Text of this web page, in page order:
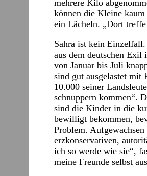
mehrere Kilo
können die Kleine
ein Lächeln. „Dort
Sahra ist kein
aus dem deutschen
von Januar bis Juli
sind gut ausgelastet mit
10.000 seiner
schnuppern kommen“.
sind die Kinder in die
bewilligt bekommen,
Problem.
erzkonservativen,
ich so werde wie sie“,
meine Freunde selbst